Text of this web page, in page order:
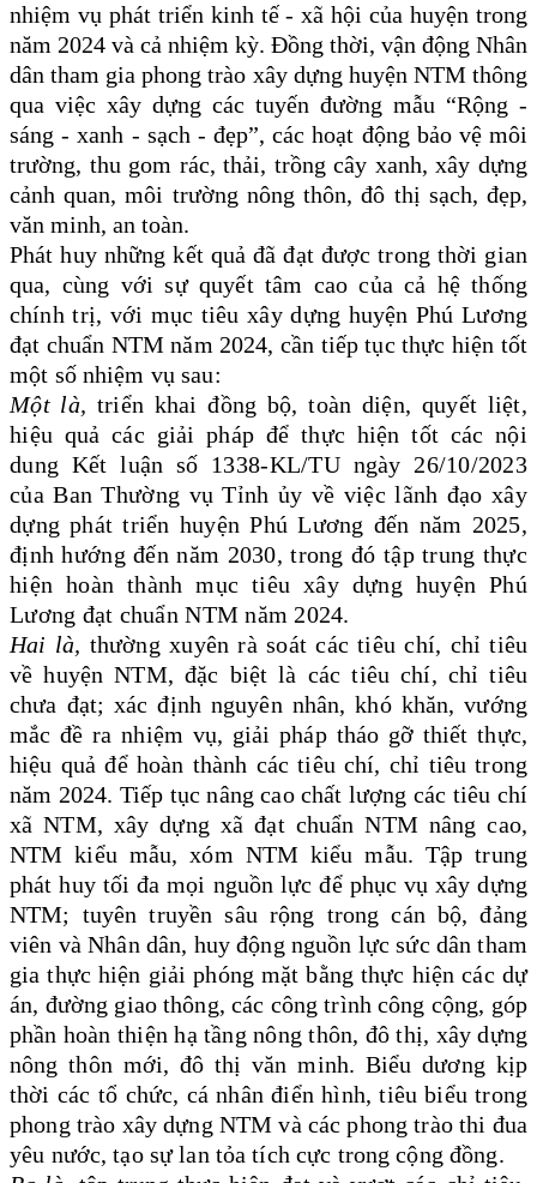
nhiệm vụ phát triển kinh tế - xã hội của huyện trong
năm 2024 và cả nhiệm kỳ. Đồng thời, vận động Nhân
dân tham gia phong trào xây dựng huyện NTM thông
qua việc xây dựng các tuyến đường mẫu “Rộng -
sáng - xanh - sạch - đẹp”, các hoạt động bảo vệ môi
trường, thu gom rác, thải, trồng cây xanh, xây dựng
cảnh quan, môi trường nông thôn, đô thị sạch, đẹp,
văn minh, an toàn.
Phát huy những kết quả đã đạt được trong thời gian
qua, cùng với sự quyết tâm cao của cả hệ thống
chính trị, với mục tiêu xây dựng huyện Phú Lương
đạt chuẩn NTM năm 2024, cần tiếp tục thực hiện tốt
một số nhiệm vụ sau:
Một là, triển khai đồng bộ, toàn diện, quyết liệt,
hiệu quả các giải pháp để thực hiện tốt các nội
dung Kết luận số 1338-KL/TU ngày 26/10/2023
của Ban Thường vụ Tỉnh ủy về việc lãnh đạo xây
dựng phát triển huyện Phú Lương đến năm 2025,
định hướng đến năm 2030, trong đó tập trung thực
hiện hoàn thành mục tiêu xây dựng huyện Phú
Lương đạt chuẩn NTM năm 2024.
Hai là, thường xuyên rà soát các tiêu chí, chỉ tiêu
về huyện NTM, đặc biệt là các tiêu chí, chỉ tiêu
chưa đạt; xác định nguyên nhân, khó khăn, vướng
mắc đề ra nhiệm vụ, giải pháp tháo gỡ thiết thực,
hiệu quả để hoàn thành các tiêu chí, chỉ tiêu trong
năm 2024. Tiếp tục nâng cao chất lượng các tiêu chí
xã NTM, xây dựng xã đạt chuẩn NTM nâng cao,
NTM kiểu mẫu, xóm NTM kiểu mẫu. Tập trung
phát huy tối đa mọi nguồn lực để phục vụ xây dựng
NTM; tuyên truyền sâu rộng trong cán bộ, đảng
viên và Nhân dân, huy động nguồn lực sức dân tham
gia thực hiện giải phóng mặt bằng thực hiện các dự
án, đường giao thông, các công trình công cộng, góp
phần hoàn thiện hạ tầng nông thôn, đô thị, xây dựng
nông thôn mới, đô thị văn minh. Biểu dương kịp
thời các tổ chức, cá nhân điển hình, tiêu biểu trong
phong trào xây dựng NTM và các phong trào thi đua
yêu nước, tạo sự lan tỏa tích cực trong cộng đồng.